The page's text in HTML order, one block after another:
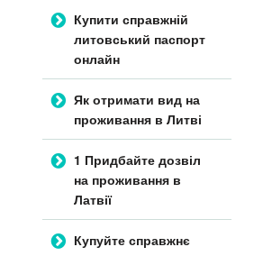
Купити справжній
литовський паспорт
онлайн
Як отримати вид на
проживання в Литві
1 Придбайте дозвіл
на проживання в
Латвії
Купуйте справжнє